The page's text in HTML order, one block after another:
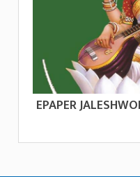
EPAPER